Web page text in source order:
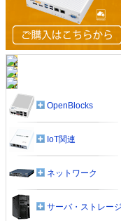
OpenBlocks
IoT関連
ネットワーク
サーバ・ストレージ